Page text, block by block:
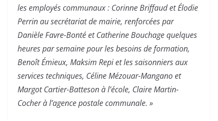
les employés communaux : Corinne Briffaud et Élodie
Perrin au secrétariat de mairie, renforcées par
Danièle Favre-Bonté et Catherine Bouchage quelques
heures par semaine pour les besoins de formation,
Benoît Émieux, Maksim Repi et les saisonniers aux
services techniques, Céline Mézouar-Mangano et
Margot Cartier-Batteson à l’école, Claire Martin-
Cocher à l’agence postale communale. »